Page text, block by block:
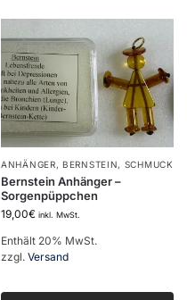
ANHÄNGER, BERNSTEIN, SCHMUCK
Bernstein Anhänger –
Sorgenpüppchen
19,00€ inkl. MwSt.
Enthält 20% MwSt.
zzgl. Versand